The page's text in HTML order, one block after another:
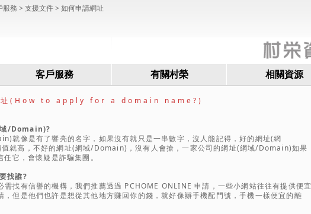
服務 > 支援文件> 如何申請網址
客戶服務 有關村榮 相關資源
址(How to apply for a domain name?)
域/Domain)?
就像是有了響亮的名字，如果沒有就只是一串數字，沒人能記得，好的網址(網
就高，不好的網址(網域/Domain)，沒有人會搶，一家公司的網址(網域/Domain)如果
它，會懷疑是詐騙集團。
找誰?
找有信譽的機構，我們推薦透過 PCHOME ONLINE 申請，一些小網站往往有提供便宜
但是他們也許是想從其他地方賺回你的錢，就好像辦手機配門號，手機一樣便宜的離